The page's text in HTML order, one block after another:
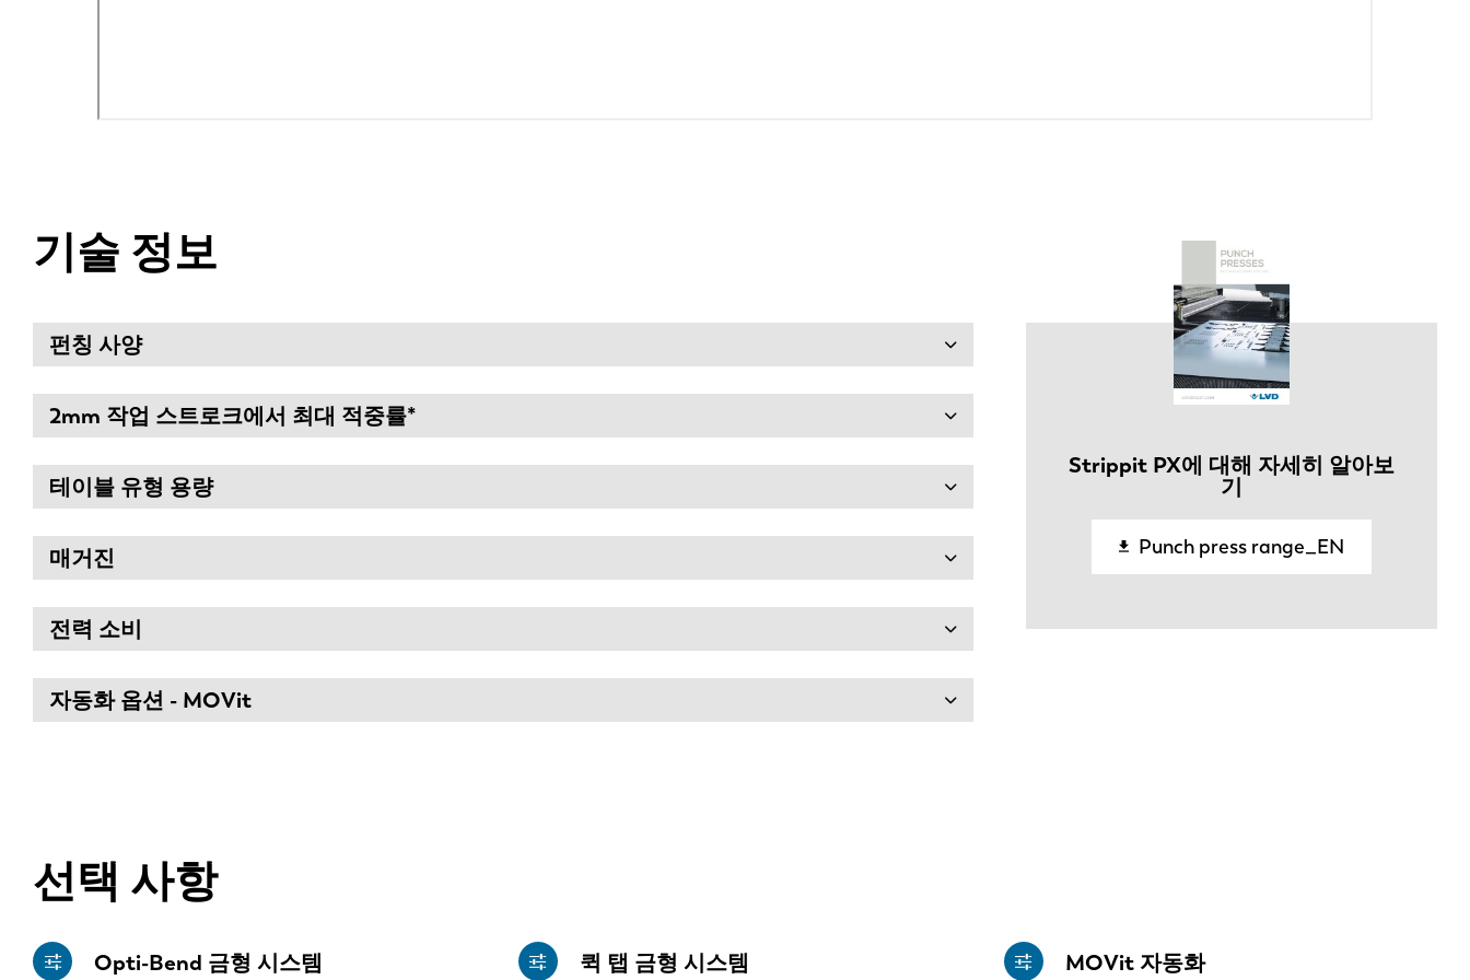
기술 정보
펀칭 사양
2mm 작업 스트로크에서 최대 적중률*
테이블 유형 용량
매거진
전력 소비
자동화 옵션 - MOVit
Strippit PX에 대해 자세히 알아보
기
Punch press range_EN
선택 사항
Opti-Bend 금형 시스템 퀵 탭 금형 시스템 MOVit 자동화